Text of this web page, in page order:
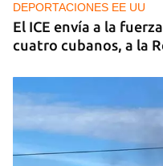
DEPORTACIONES EE UU
El ICE envía a la
cuatro cubanos, a la